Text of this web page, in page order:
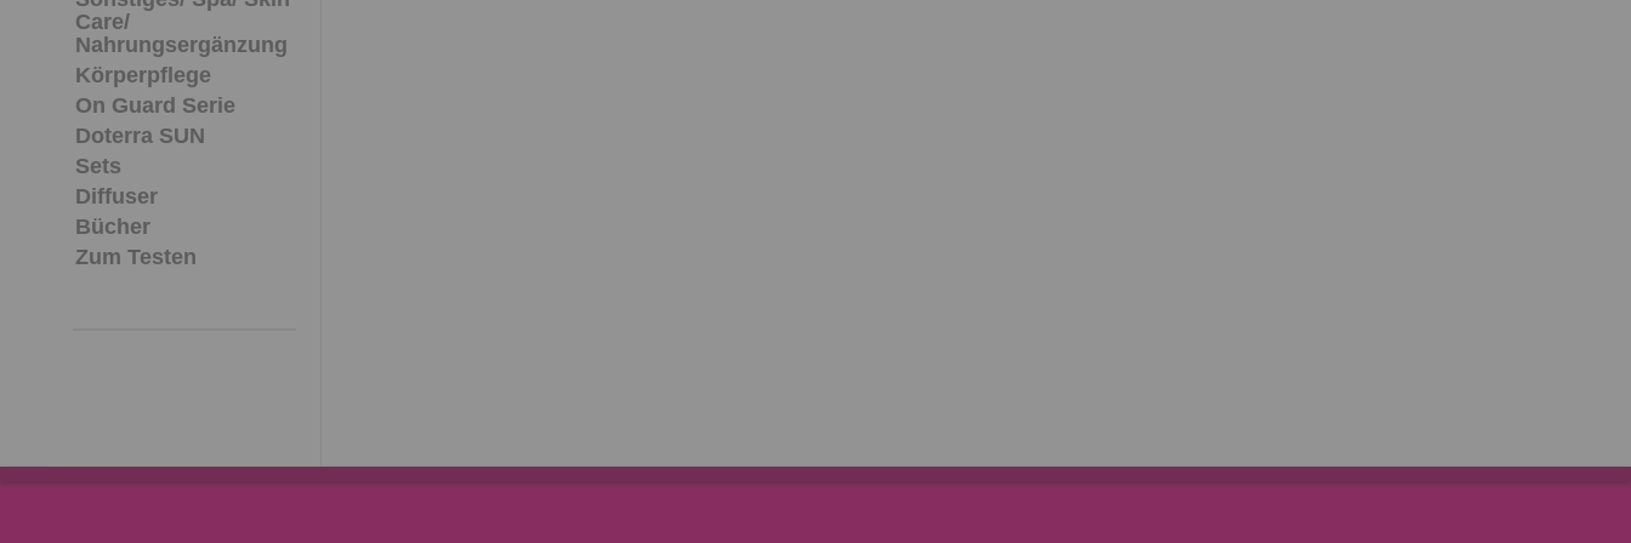
Care/
Nahrungsergänzung
Körperpflege
On Guard Serie
Doterra SUN
Sets
Diffuser
Bücher
Zum Testen